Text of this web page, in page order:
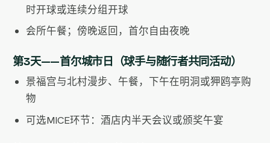
时开球或连续分组开球
会所午餐；傍晚返回，首尔自由夜晚
第3天——首尔城市日（球手与随行者共同活动）
景福宫与北村漫步、午餐，下午在明洞或狎鸥亭购
物
可选MICE环节：酒店内半天会议或颁奖午宴